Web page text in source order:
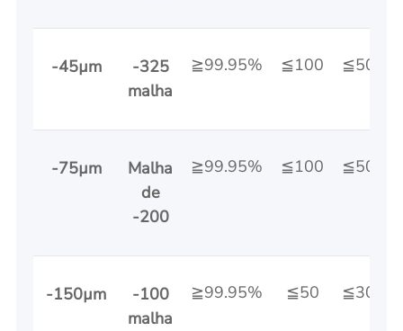
-45µm
-325
malha
≧99.95% ≦100 ≦50
-75µm
Malha
de
-200
≧99.95% ≦100 ≦50
-150µm
-100
malha
≧99.95% ≦50 ≦30